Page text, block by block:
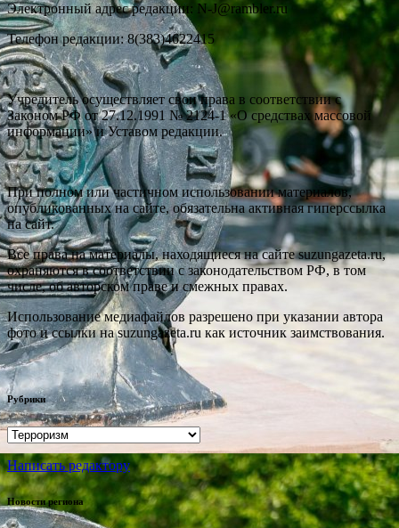
Электронный адрес редакции: N-J@rambler.ru
Телефон редакции: 8(383)4622415
Учредитель осуществляет свои права в соответствии с
Законом РФ от 27.12.1991 № 2124-1 «О средствах массовой
информации» и Уставом редакции.
При полном или частичном использовании материалов,
опубликованных на сайте, обязательна активная гиперссылка
на сайт.
Все права на материалы, находящиеся на сайте suzungazeta.ru,
охраняются в соответствии с законодательством РФ, в том
числе, об авторском праве и смежных правах.
Использование медиафайлов разрешено при указании автора
фото и ссылки на suzungazeta.ru как источник заимствования.
Рубрики
Рубрики
Написать редактору
Новости региона